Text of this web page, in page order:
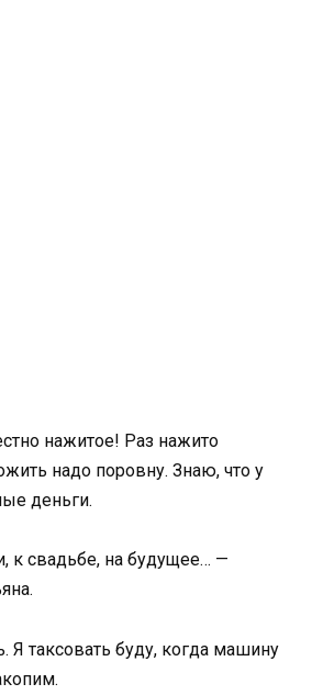
нажитое! Раз нажито
надо поровну. Знаю, что у
деньги.
к свадьбе, на будущее… —
Я таксовать буду, когда машину